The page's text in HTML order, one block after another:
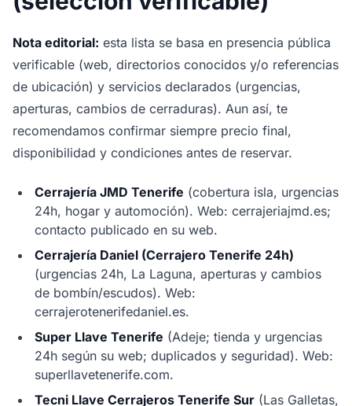
Nota editorial: esta lista se basa en presencia pública
verificable (web, directorios conocidos y/o referencias
de ubicación) y servicios declarados (urgencias,
aperturas, cambios de cerraduras). Aun así, te
recomendamos confirmar siempre precio final,
disponibilidad y condiciones antes de reservar.
Cerrajería JMD Tenerife (cobertura isla, urgencias
24h, hogar y automoción). Web: cerrajeriajmd.es;
contacto publicado en su web.
Cerrajería Daniel (Cerrajero Tenerife 24h)
(urgencias 24h, La Laguna, aperturas y cambios
de bombín/escudos). Web:
cerrajerotenerifedaniel.es.
Super Llave Tenerife (Adeje; tienda y urgencias
24h según su web; duplicados y seguridad). Web:
superllavetenerife.com.
Tecni Llave Cerrajeros Tenerife Sur (Las Galletas,